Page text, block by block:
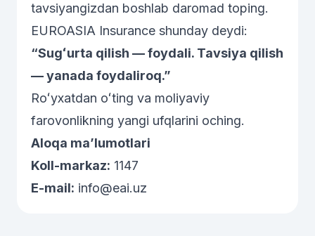
tavsiyangizdan boshlab daromad toping.
EUROASIA Insurance shunday deydi:
“Sugʻurta qilish — foydali. Tavsiya qilish
— yanada foydaliroq.”
Roʻyxatdan oʻting va moliyaviy
farovonlikning yangi ufqlarini oching.
Aloqa ma’lumotlari
Koll-markaz: 1147
E-mail: info@eai.uz